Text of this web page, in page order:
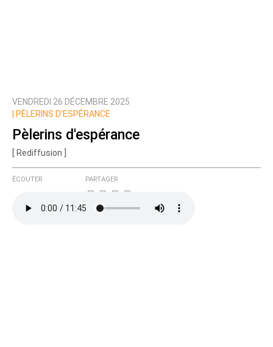
Prévenez-moi de tous les nouveaux commentaires
VENDREDI 26 DÉCEMBRE 2025
PÈLERINS D’ESPÉRANCE
Pèlerins d'espérance
[ Rediffusion ]
ÉCOUTER PARTAGER